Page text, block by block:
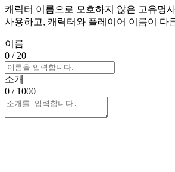
캐릭터 이름으로 모호하지 않은 고유명
사용하고, 캐릭터와 플레이어 이름이 다
이름
0 / 20
소개
0 / 1000